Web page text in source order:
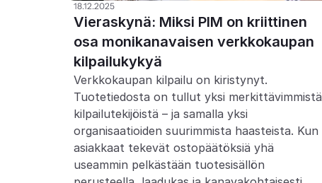
18.12.2025
Vieraskynä: Miksi PIM on kriittinen
osa monikanavaisen verkkokaupan
kilpailukykyä
Verkkokaupan kilpailu on kiristynyt.
Tuotetiedosta on tullut yksi merkittävimmistä
kilpailutekijöistä – ja samalla yksi
organisaatioiden suurimmista haasteista. Kun
asiakkaat tekevät ostopäätöksiä yhä
useammin pelkästään tuotesisällön